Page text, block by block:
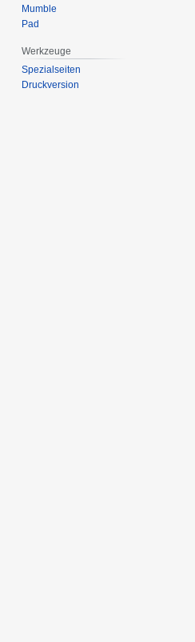
Mumble
Pad
Werkzeuge
Spezialseiten
Druckversion